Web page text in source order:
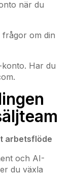
när du
frågor om din
Har du
arbetsflöde
och AI-
du växla